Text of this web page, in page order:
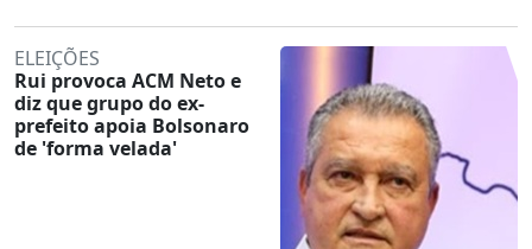
ELEIÇÕES
Rui provoca ACM Neto e
diz que grupo do ex-
prefeito apoia Bolsonaro
de 'forma velada'